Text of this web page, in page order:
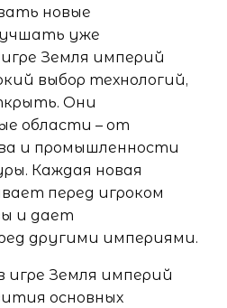
новые
уже
Земля империй
выбор технологий,
Они
области – от
и промышленности
Каждая новая
перед игроком
и дает
другими империями.
игре Земля империй
основных